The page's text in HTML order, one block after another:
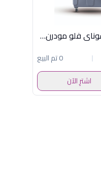
مبرد هواء سوناي فلو مودرن85 , ديجيتال, 85 لتر , 3 سرعات MAR-85DG
0 تم البيع
اشترِ الآن